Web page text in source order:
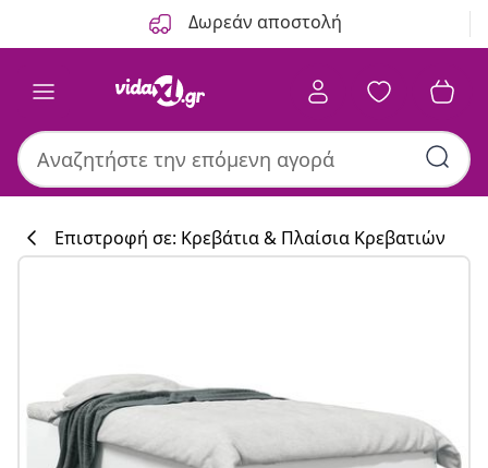
Δωρεάν αποστολή
#sharemevidaxl
Επιστροφή σε: Κρεβάτια & Πλαίσια Κρεβατιών